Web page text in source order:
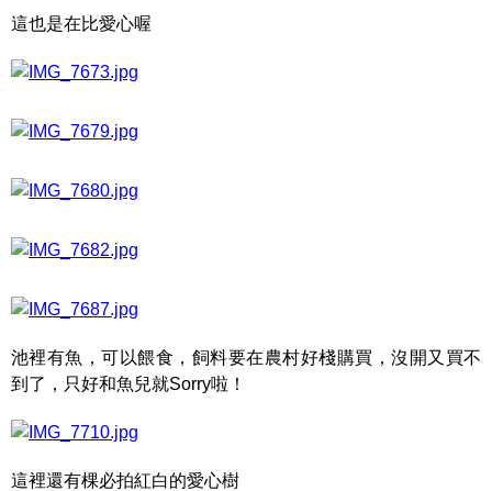
這也是在比愛心喔
池裡有魚，可以餵食，飼料要在農村好棧購買，沒開又買不
到了，只好和魚兒就Sorry啦！
這裡還有棵必拍紅白的愛心樹